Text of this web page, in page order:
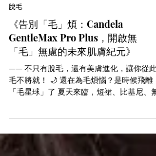
2025年4月26日
脫毛
《告別「毛」煩：Candela
GentleMax Pro Plus，開啟無
「毛」無慮的未來肌膚紀元》
—— 不只有脫毛，還有美膚進化，讓你從此
毛不將就！ 🌙 還在為毛煩惱？是時候飛離
袖上衣紛紛登場， 但你還在為腋下黑影、手
法：剃毛刀、蜜蠟、拔毛夾——...